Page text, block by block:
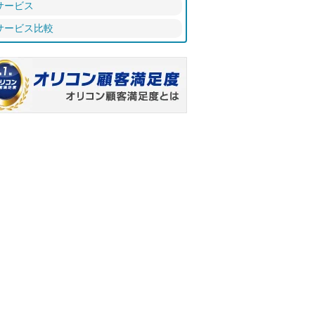
ービス
ービス比較